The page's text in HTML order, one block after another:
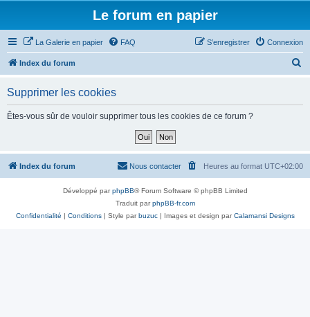
Le forum en papier
La Galerie en papier FAQ Connexion
S’enregistrer
Index du forum
h
Supprimer les cookies
Êtes-vous sûr de vouloir supprimer tous les cookies de ce forum ?
Index du forum Heures au format UTC+02:00
Nous contacter
Développé parphpBB® Forum Software © phpBB Limited
Traduit parphpBB-fr.com
Confidentialité | Conditions| Style parbuzuc| Images et design parCalamansi Designs